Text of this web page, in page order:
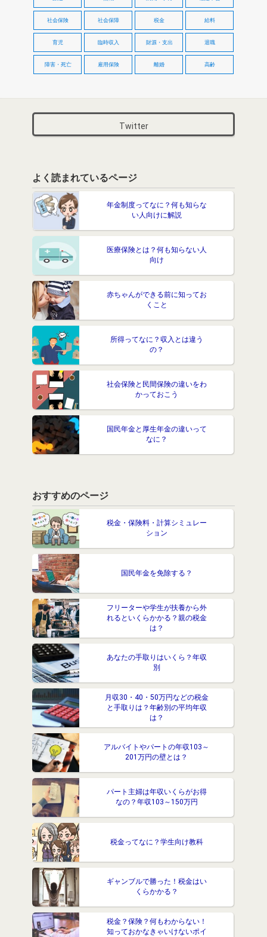
社会保険 社会保障 税金 給料
育児 臨時収入 財源・支出 退職
障害・死亡 雇用保険 離婚 高齢
Twitter
よく読まれているページ
年金制度ってなに？何も知らな
い人向けに解説
医療保険とは？何も知らない人
向け
赤ちゃんができる前に知ってお
くこと
所得ってなに？収入とは違う
の？
社会保険と民間保険の違いをわ
かっておこう
国民年金と厚生年金の違いって
なに？
おすすめのページ
税金・保険料・計算シミュレー
ション
国民年金を免除する？
フリーターや学生が扶養から外
れるといくらかかる？親の税金
は？
あなたの手取りはいくら？年収
別
月収30・40・50万円などの税金
と手取りは？年齢別の平均年収
は？
アルバイトやパートの年収103～
201万円の壁とは？
パート主婦は年収いくらがお得
なの？年収103～150万円
税金ってなに？学生向け教科
ギャンブルで勝った！税金はい
くらかかる？
税金？保険？何もわからない！
知っておかなきゃいけないポイ